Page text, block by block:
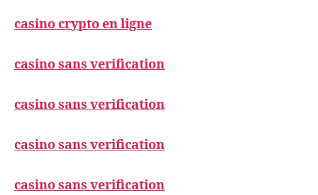
casino crypto en ligne
casino sans verification
casino sans verification
casino sans verification
casino sans verification